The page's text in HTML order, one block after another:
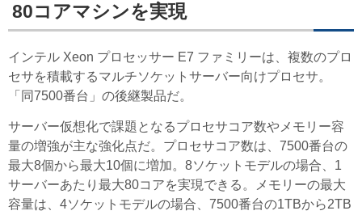
80コアマシンを実現
インテル Xeon プロセッサー E7 ファミリーは、複数のプロ
セサを積載するマルチソケットサーバー向けプロセサ。
「同7500番台」の後継製品だ。
サーバー仮想化で課題となるプロセサコア数やメモリー容
量の増強が主な強化点だ。プロセサコア数は、7500番台の
最大8個から最大10個に増加。8ソケットモデルの場合、1
サーバーあたり最大80コアを実現できる。メモリーの最大
容量は、4ソケットモデルの場合、7500番台の1TBから2TB